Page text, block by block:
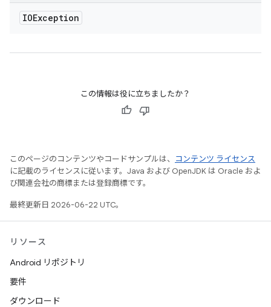
IOException
この情報は役に立ちましたか？
このページのコンテンツやコードサンプルは、
コンテンツ ライセンス
に記載のライセンスに従います。Java および OpenJDK は Oracle およ
び関連会社の商標または登録商標です。
最終更新日 2026-06-22 UTC。
リソース
Android リポジトリ
要件
ダウンロード